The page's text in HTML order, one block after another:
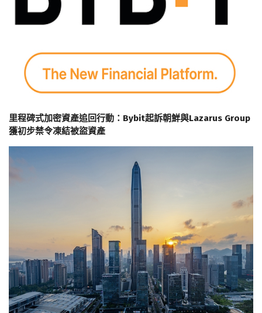
里程碑式加密資產追回行動：Bybit起訴朝鮮與Lazarus Group
獲初步禁令凍結被盜資產